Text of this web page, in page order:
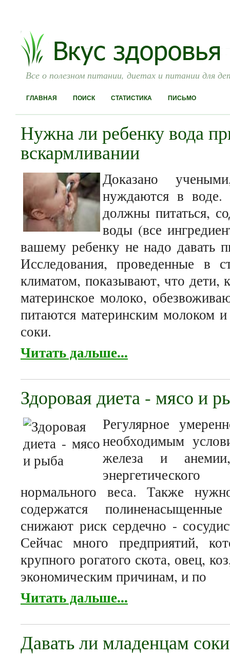
Все о полезном питании, диетах и питании для
ГЛАВНАЯ ПОИСК СТАТИСТИКА ПИСЬМО
Нужна ли ребенку вода
вскармливании
Доказано
нуждаются в
должны питаться,
воды (все
вашему ребенку не надо давать
Исследования, проведенные в
климатом, показывают, что дети,
материнское молоко,
питаются материнским молоком
соки.
Читать дальше...
Здоровая диета - мясо и
Регулярное
необходимым
железа и анемии,
нормального веса. Также
содержатся
снижают риск сердечно -
Сейчас много предприятий,
крупного рогатого скота, овец,
экономическим причинам, и по
Читать дальше...
Давать ли младенцам